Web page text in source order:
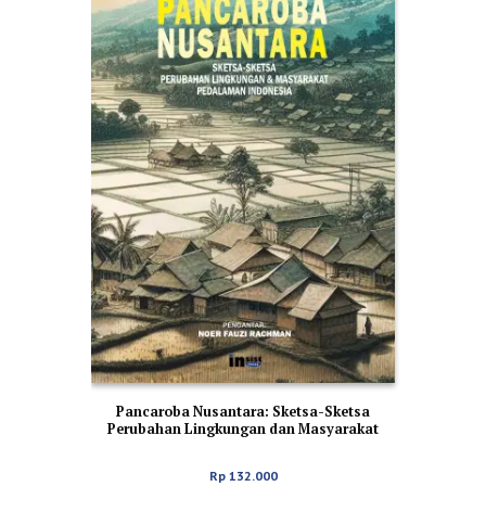
Pancaroba Nusantara: Sketsa-Sketsa
Perubahan Lingkungan dan Masyarakat
Rp132.000